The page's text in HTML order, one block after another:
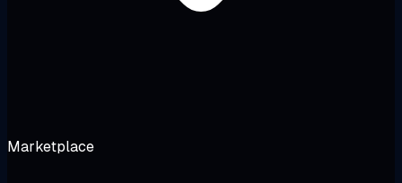
Marketplace